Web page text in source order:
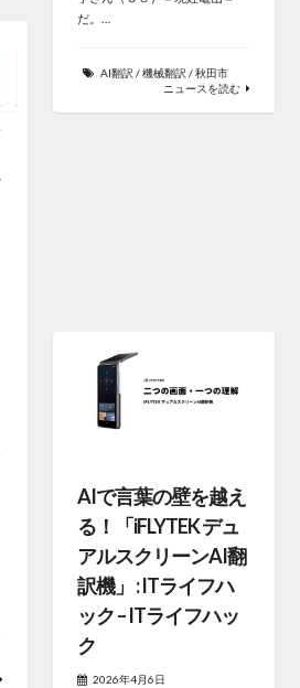
だ。…
AI翻訳 /機械翻訳 /秋田市
ニュースを読む
AIで言葉の壁を越え
る！「iFLYTEK デュ
アルスクリーンAI翻
訳機」 : ITライフハ
ック – ITライフハッ
ク
2026年4月6日